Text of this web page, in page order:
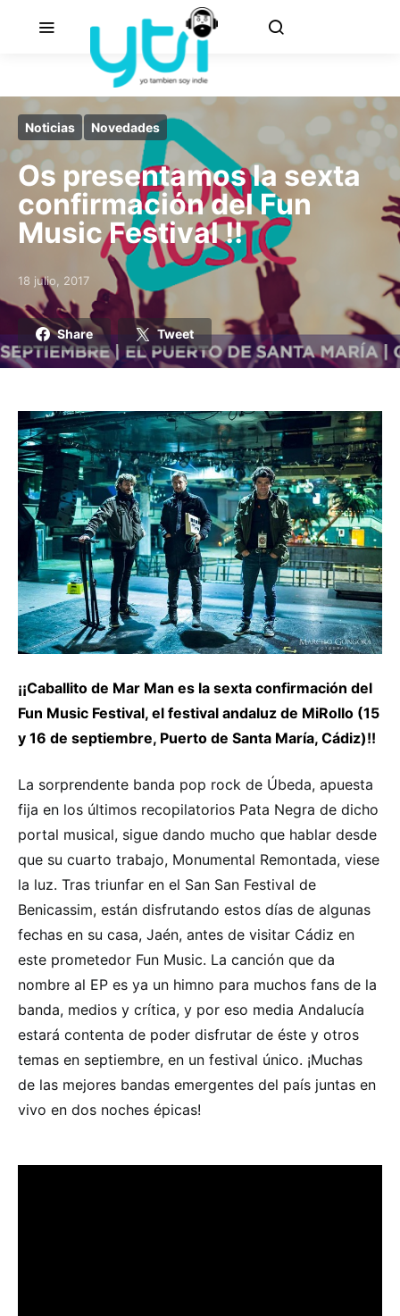
Noticias Novedades
Os presentamos la sexta
confirmación del Fun
Music Festival !!
Posted on
18 julio, 2017
Share Tweet
¡¡Caballito de Mar Man es la sexta confirmación del
Fun Music Festival, el festival andaluz de MiRollo (15
y 16 de septiembre, Puerto de Santa María, Cádiz)!!
La sorprendente banda pop rock de Úbeda, apuesta
fija en los últimos recopilatorios Pata Negra de dicho
portal musical, sigue dando mucho que hablar desde
que su cuarto trabajo, Monumental Remontada, viese
la luz. Tras triunfar en el San San Festival de
Benicassim, están disfrutando estos días de algunas
fechas en su casa, Jaén, antes de visitar Cádiz en
este prometedor Fun Music. La canción que da
nombre al EP es ya un himno para muchos fans de la
banda, medios y crítica, y por eso media Andalucía
estará contenta de poder disfrutar de éste y otros
temas en septiembre, en un festival único. ¡Muchas
de las mejores bandas emergentes del país juntas en
vivo en dos noches épicas!